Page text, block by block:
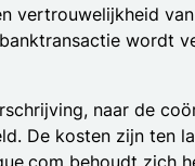
vertrouwelijkheid
wordt
naar de
De kosten zijn ten
behoudt zich